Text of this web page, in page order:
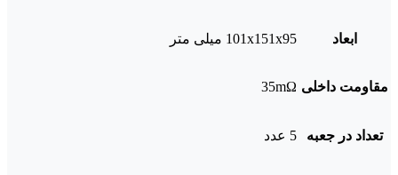
ابعاد 101x151x95 میلی متر
مقاومت داخلی 35mΩ
تعداد در جعبه 5 عدد